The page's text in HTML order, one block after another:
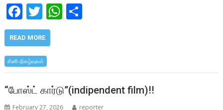
F
ac
e
b
o
o
T
w
itt
er
W
A
p
READ MORE
சினி-நிகழ்வுகள்
“போஸ்ட் கார்டு”(indipendent film)!!
February 27, 2026 reporter